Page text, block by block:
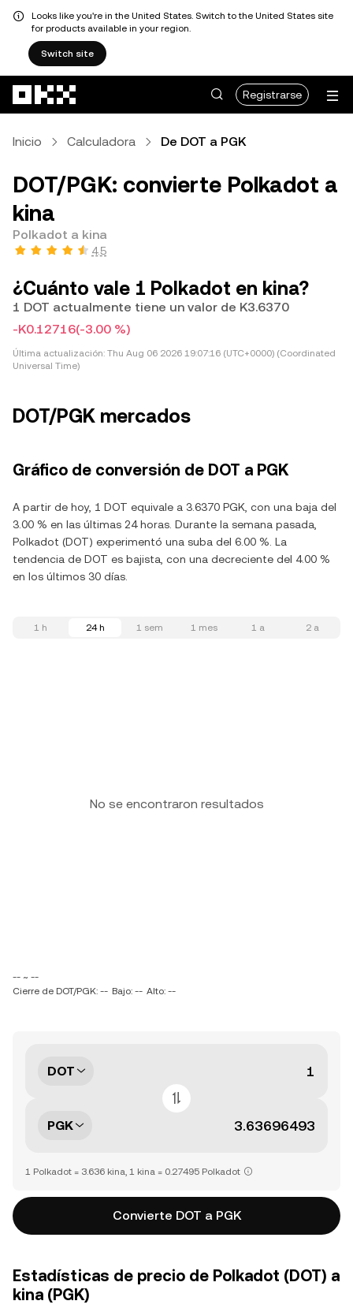
Looks like you're in the United States. Switch to the United States site
for products available in your region.
Switch site
Registrarse
Inicio Calculadora De DOT a PGK
DOT/PGK: convierte Polkadot a
kina
Polkadot a kina
4.5
¿Cuánto vale 1 Polkadot en kina?
1 DOT actualmente tiene un valor de K3.6370
-K0.12716(-3.00 %)
Última actualización: Thu Aug 06 2026 19:07:16 (UTC+0000) (Coordinated
Universal Time)
DOT/PGK mercados
Gráfico de conversión de DOT a PGK
A partir de hoy, 1 DOT equivale a 3.6370 PGK, con una baja del
3.00 % en las últimas 24 horas. Durante la semana pasada,
Polkadot (DOT) experimentó una suba del 6.00 %. La
tendencia de DOT es bajista, con una decreciente del 4.00 %
en los últimos 30 días.
1 h 24 h 1 sem 1 mes 1 a 2 a
No se encontraron resultados
-- ~ --
Cierre de DOT/PGK: -- Bajo: -- Alto: --
DOT
PGK
1 Polkadot = 3.636 kina, 1 kina = 0.27495 Polkadot
Convierte DOT a PGK
Estadísticas de precio de Polkadot (DOT) a
kina (PGK)